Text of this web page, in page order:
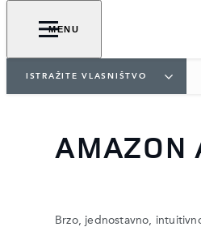
MENU
ISTRAŽITE VLASNIŠTVO
AMAZON
Brzo, jednostavno,